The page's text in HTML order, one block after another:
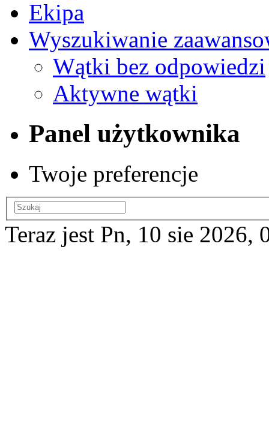
Ekipa
Wyszukiwanie
Wątki bez odpowiedzi
Aktywne wątki
Panel użytkownika
Twoje preferencje
Teraz jest Pn, 10 sie 2026,